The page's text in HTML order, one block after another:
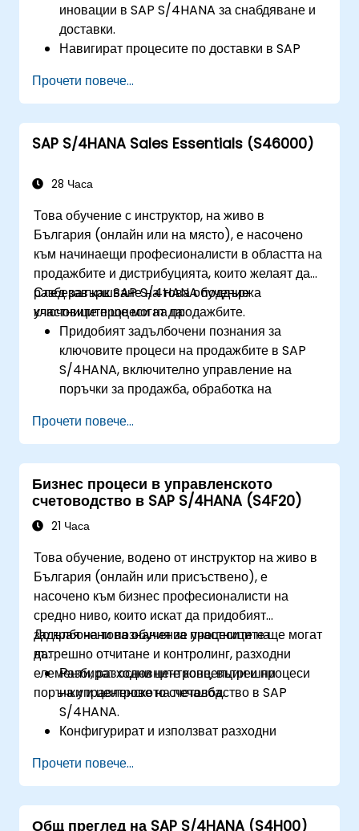
иновации в SAP S/4HANA за снабдяване и
доставки.
Навигират процесите по доставки в SAP
наличност и на база потребление.
Управляват основни данни, свързани с
доставките, включително основни записи за
материали и доставчици.
заявки за покупка, поръчки за покупка и
Анализират данни за доставките с помощта
на SAP Fiori приложения и ключови
показатели за ефективност (KPI), свързани
с доставките.
Прочети повече...
SAP S/4HANA Sales Essentials (S46000)
28 Часа
Това обучение с инструктор, на живо в
България (онлайн или на място), е насочено
към начинаещи професионалисти в областта на
продажбите и дистрибуцията, които желаят да
разберат как SAP S/4HANA поддържа
ключовите процеси на продажбите.
След завършване на това обучение
участниците ще могат да:
Придобият задълбочени познания за
ключовите процеси на продажбите в SAP
S/4HANA, включително управление на
поръчки за продажба, обработка на
Научат как да създават и управляват
документи за продажба, като поръчки за
продажба, оферти и връщания, и да
разберат как да конфигурират различни
типове документи и категории артикули.
Управляват фактуриране и издаване на
Научат се да използват вградената
аналитика в SAP S/4HANA за наблюдение и
подобряване на ефективността на
продажбите, използвайки стандартни
справки и ключови показатели за
ефективност.
Прочети повече...
Бизнес процеси в управленското
счетоводство в SAP S/4HANA (S4F20)
21 Часа
Това обучение, водено от инструктор на живо в
България (онлайн или присъствено), е
насочено към бизнес професионалисти на
средно ниво, които искат да придобият
задълбочени познания за процесите на
вътрешно отчитане и контролинг, разходни
елементи, разходни центрове, вътрешни
поръчки и центрове на печалба.
До края на това обучение участниците ще могат
да:
Разбират основните концепции и процеси
на управленското счетоводство в SAP
S/4HANA.
Конфигурират и използват разходни
печалба и анализ на рентабилността.
Придобият умения за използване на SAP
Fiori приложения за финансово и
управленско счетоводно отчитане.
Прочети повече...
Общ преглед на SAP S/4HANA (S4H00)